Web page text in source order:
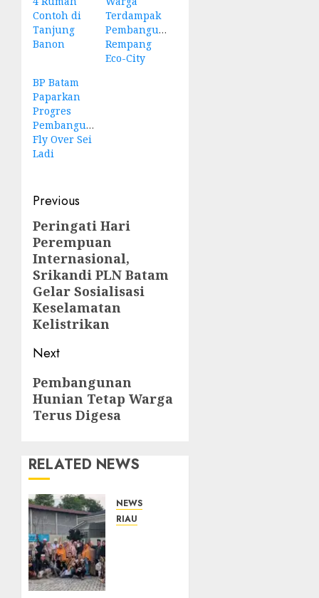
Contoh di
Tanjung
Banon
Terdampak
Pembangunan
Rempang
Eco-City
BP Batam
Paparkan
Progres
Pembangunan
Fly Over Sei
Ladi
Post
navigation
Previous
Previous
post:
Peringati Hari
Perempuan
Internasional,
Srikandi PLN Batam
Gelar Sosialisasi
Keselamatan
Kelistrikan
Next
Next
post:
Pembangunan
Hunian Tetap Warga
Terus Digesa
RELATED NEWS
NEWS
RIAU